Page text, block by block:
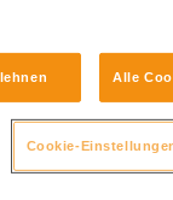
trennen und dieses
clippen, um den
nicht, dass
im Einfachstrang
Alle
Cookie-